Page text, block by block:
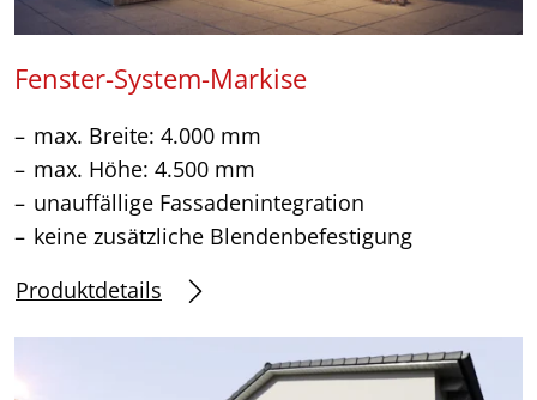
Fenster-System-Markise
max. Breite: 4.000 mm
max. Höhe: 4.500 mm
unauffällige Fassadenintegration
keine zusätzliche Blendenbefestigung
Produktdetails